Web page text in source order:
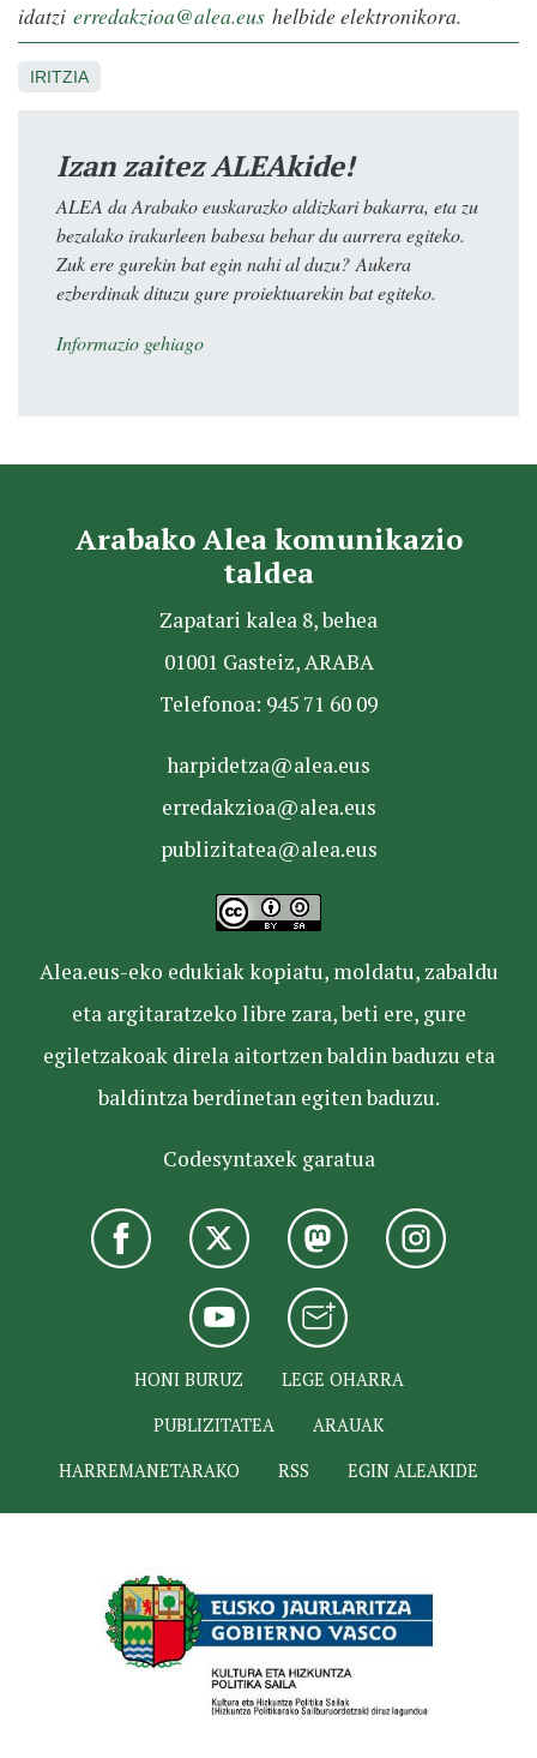
idatzi erredakzioa@alea.eus helbide elektronikora.
IRITZIA
Izan zaitez ALEAkide!
ALEA da Arabako euskarazko aldizkari bakarra, eta zu
bezalako irakurleen babesa behar du aurrera egiteko.
Zuk ere gurekin bat egin nahi al duzu? Aukera
ezberdinak dituzu gure proiektuarekin bat egiteko.
Informazio gehiago
Arabako Alea komunikazio
taldea
Zapatari kalea 8, behea
01001 Gasteiz, ARABA
Telefonoa: 945 71 60 09
harpidetza@alea.eus
erredakzioa@alea.eus
publizitatea@alea.eus
Alea.eus-eko edukiak kopiatu, moldatu, zabaldu
eta argitaratzeko libre zara, beti ere, gure
egiletzakoak direla aitortzen baldin baduzu eta
baldintza berdinetan egiten baduzu.
Codesyntaxek garatua
HONI BURUZ
LEGE OHARRA
PUBLIZITATEA
ARAUAK
HARREMANETARAKO
RSS EGIN ALEAKIDE